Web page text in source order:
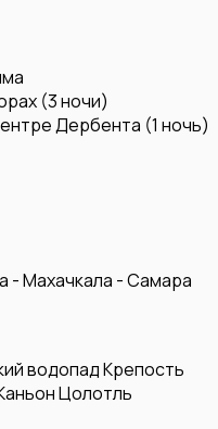
(3 ночи)
Дербента (1 ночь)
- Махачкала - Самара
водопадКрепость
Цолотль